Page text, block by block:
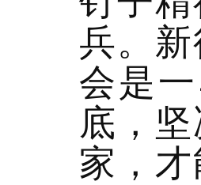
兵。
会是
底，
家，